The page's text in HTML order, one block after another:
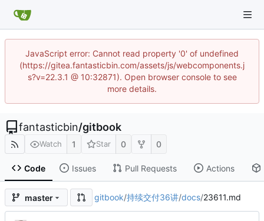
JavaScript error: Cannot read property '0' of undefined
(https://gitea.fantasticbin.com/assets/js/webcomponents.j
s?v=22.3.1 @ 10:32871). Open browser console to see
more details.
fantasticbin/gitbook
Watch 1 Star 0 0
Code Issues Pull Requests Actions
master gitbook/持续交付36讲/docs/23611.md